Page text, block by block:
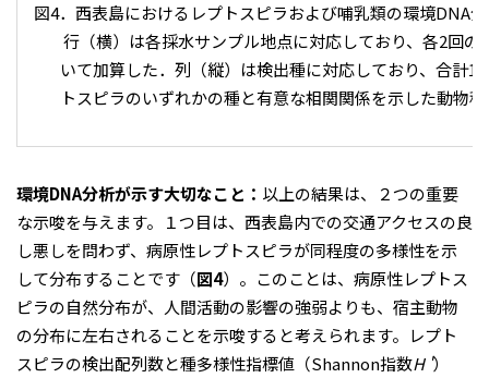
図4．西表島におけるレプトスピラおよび哺乳類の環境DNA
行（横）は各採水サンプル地点に対応しており、各2回の
いて加算した．列（縦）は検出種に対応しており、合計
トスピラのいずれかの種と有意な相関関係を示した動物種
環境DNA分析が示す大切なこと： 以上の結果は、２つの重要
な示唆を与えます。１つ目は、西表島内での交通アクセスの良
し悪しを問わず、病原性レプトスピラが同程度の多様性を示
して分布することです（図4）。このことは、病原性レプトス
ピラの自然分布が、人間活動の影響の強弱よりも、宿主動物
の分布に左右されることを示唆すると考えられます。レプト
スピラの検出配列数と種多様性指標値（Shannon指数H ' ）